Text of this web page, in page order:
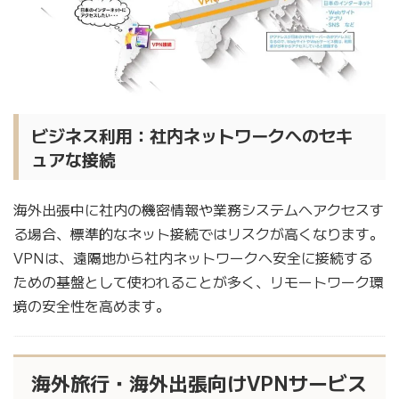
ビジネス利用：社内ネットワークへのセキ
ュアな接続
海外出張中に社内の機密情報や業務システムへアクセスす
る場合、標準的なネット接続ではリスクが高くなります。
VPNは、遠隔地から社内ネットワークへ安全に接続する
ための基盤として使われることが多く、リモートワーク環
境の安全性を高めます。
海外旅行・海外出張向けVPNサービス